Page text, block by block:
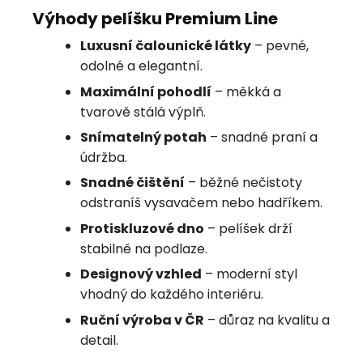
Výhody pelíšku Premium Line
Luxusní čalounické látky – pevné,
odolné a elegantní.
Maximální pohodlí – měkká a
tvarově stálá výplň.
Snímatelný potah – snadné praní a
údržba.
Snadné čištění – běžné nečistoty
odstraníš vysavačem nebo hadříkem.
Protiskluzové dno – pelíšek drží
stabilně na podlaze.
Designový vzhled – moderní styl
vhodný do každého interiéru.
Ruční výroba v ČR – důraz na kvalitu a
detail.